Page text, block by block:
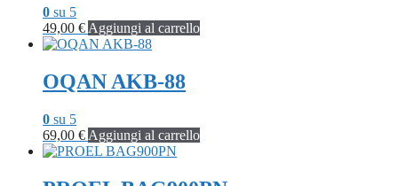
0 su 5
49,00 € Aggiungi al carrello
OQAN AKB-88
0 su 5
69,00 € Aggiungi al carrello